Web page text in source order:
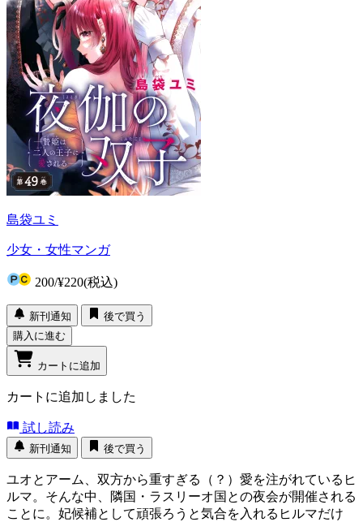
島袋ユミ
少女・女性マンガ
200/¥220(税込)
新刊通知
後で買う
購入に進む
カートに追加
カートに追加しました
試し読み
新刊通知 後で買う
ユオとアーム、双方から重すぎる（？）愛を注がれているヒ
ルマ。そんな中、隣国・ラスリーオ国との夜会が開催される
ことに。妃候補として頑張ろうと気合を入れるヒルマだけ